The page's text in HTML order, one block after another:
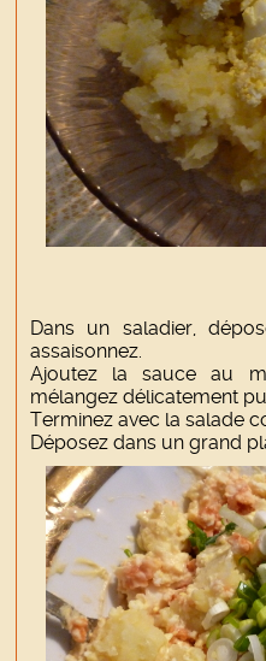
Dans un saladier,
assaisonnez.
Ajoutez la sauce au
mélangez délicatement
Terminez avec la salade
Déposez dans un grand